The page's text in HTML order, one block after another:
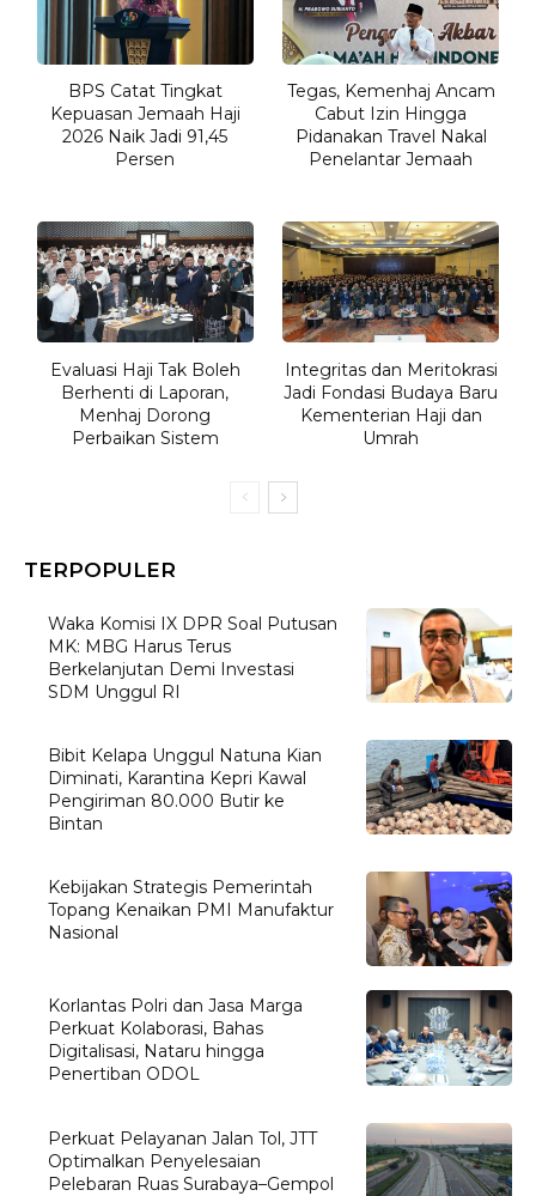
BPS Catat Tingkat
Kepuasan Jemaah Haji
2026 Naik Jadi 91,45
Persen
Tegas, Kemenhaj Ancam
Cabut Izin Hingga
Pidanakan Travel Nakal
Penelantar Jemaah
Evaluasi Haji Tak Boleh
Berhenti di Laporan,
Menhaj Dorong
Perbaikan Sistem
Integritas dan Meritokrasi
Jadi Fondasi Budaya Baru
Kementerian Haji dan
Umrah
TERPOPULER
Waka Komisi IX DPR Soal Putusan
MK: MBG Harus Terus
Berkelanjutan Demi Investasi
SDM Unggul RI
Bibit Kelapa Unggul Natuna Kian
Diminati, Karantina Kepri Kawal
Pengiriman 80.000 Butir ke
Bintan
Kebijakan Strategis Pemerintah
Topang Kenaikan PMI Manufaktur
Nasional
Korlantas Polri dan Jasa Marga
Perkuat Kolaborasi, Bahas
Digitalisasi, Nataru hingga
Penertiban ODOL
Perkuat Pelayanan Jalan Tol, JTT
Optimalkan Penyelesaian
Pelebaran Ruas Surabaya–Gempol